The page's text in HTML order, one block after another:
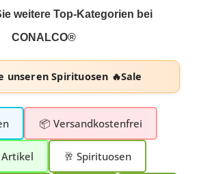
weitere Top-Kategorien bei
CONALCO®
unserenSpirituosen 🔥Sale
📦 Versandkostenfrei
🥂 Spirituosen